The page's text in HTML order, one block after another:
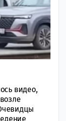
видео,